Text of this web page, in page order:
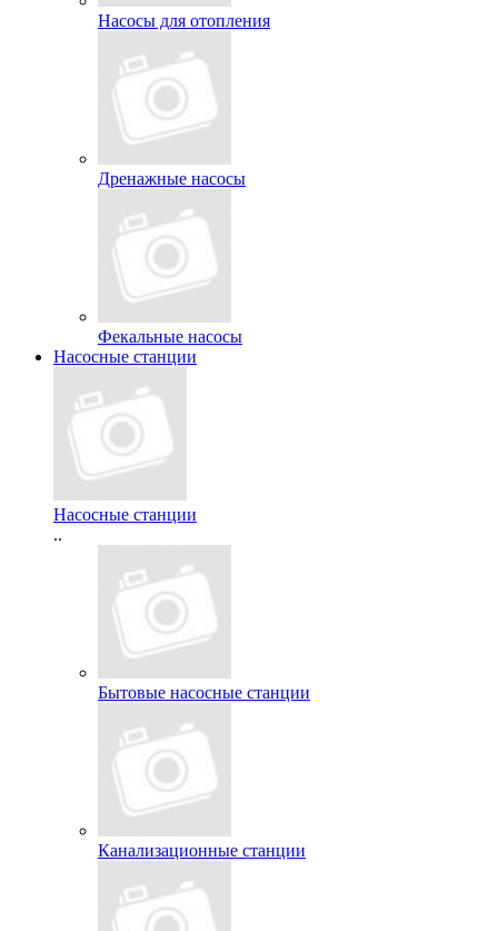
Насосы для отопления
Дренажные насосы
Фекальные насосы
Насосные станции
Насосные станции
..
Бытовые насосные станции
Канализационные станции